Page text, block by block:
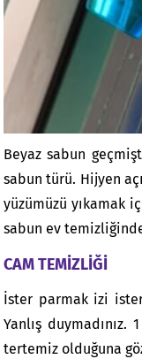
Beyaz sabun
sabun türü. Hijyen
yüzümüzü yıkamak
sabun ev
CAM TEMİZLİĞİ
İster parmak izi
Yanlış
tertemiz olduğuna